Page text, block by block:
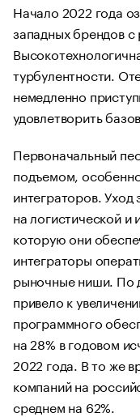
Начало 2022 года
западных брендов
турбулентности.
немедленно
удовлетворить
Первоначальный
подъемом,
интеграторов.
на логистической и
которую они
интеграторы
рыночные ниши. По
привело к
программного
на 28% в годовом
2022 года. В то же
компаний на
среднем на 62%.